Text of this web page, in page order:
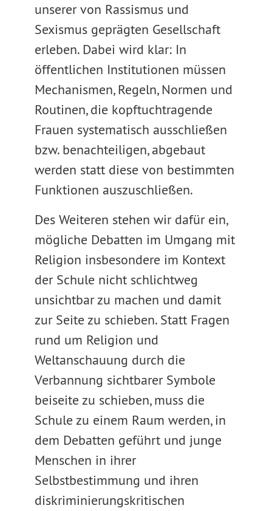
unserer von Rassismus und
Sexismus geprägten Gesellschaft
erleben. Dabei wird klar: In
öffentlichen Institutionen müssen
Mechanismen, Regeln, Normen und
Routinen, die kopftuchtragende
Frauen systematisch ausschließen
bzw. benachteiligen, abgebaut
werden statt diese von bestimmten
Funktionen auszuschließen.
Des Weiteren stehen wir dafür ein,
mögliche Debatten im Umgang mit
Religion insbesondere im Kontext
der Schule nicht schlichtweg
unsichtbar zu machen und damit
zur Seite zu schieben. Statt Fragen
rund um Religion und
Weltanschauung durch die
Verbannung sichtbarer Symbole
beiseite zu schieben, muss die
Schule zu einem Raum werden, in
dem Debatten geführt und junge
Menschen in ihrer
Selbstbestimmung und ihren
diskriminierungskritischen